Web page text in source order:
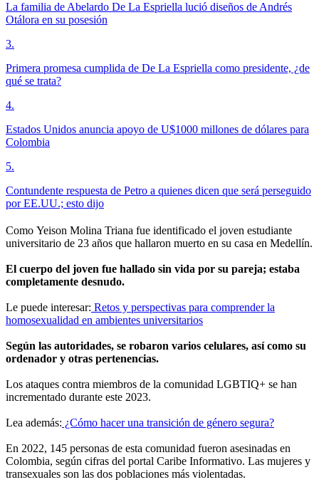
La familia de Abelardo De La Espriella lució diseños de Andrés
Otálora en su posesión
3.
Primera promesa cumplida de De La Espriella como presidente, ¿de
qué se trata?
4.
Estados Unidos anuncia apoyo de U$1000 millones de dólares para
Colombia
5.
Contundente respuesta de Petro a quienes dicen que será perseguido
por EE.UU.; esto dijo
Como Yeison Molina Triana fue identificado el joven estudiante
universitario de 23 años que hallaron muerto en su casa en Medellín.
El cuerpo del joven fue hallado sin vida por su pareja; estaba
completamente desnudo.
Le puede interesar: Retos y perspectivas para comprender la
homosexualidad en ambientes universitarios
Según las autoridades, se robaron varios celulares, así como su
ordenador y otras pertenencias.
Los ataques contra miembros de la comunidad LGBTIQ+ se han
incrementado durante este 2023.
Lea además: ¿Cómo hacer una transición de género segura?
En 2022, 145 personas de esta comunidad fueron asesinadas en
Colombia, según cifras del portal Caribe Informativo. Las mujeres y
transexuales son las dos poblaciones más violentadas.